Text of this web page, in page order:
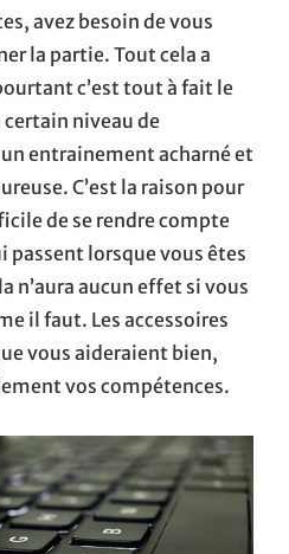
avez besoin de vous
la partie. Tout cela a
c’est tout à fait le
niveau de
entrainement acharné et
C’est la raison pour
de se rendre compte
passent lorsque vous êtes
n’aura aucun effet si vous
il faut. Les accessoires
vous aideraient bien,
vos compétences.